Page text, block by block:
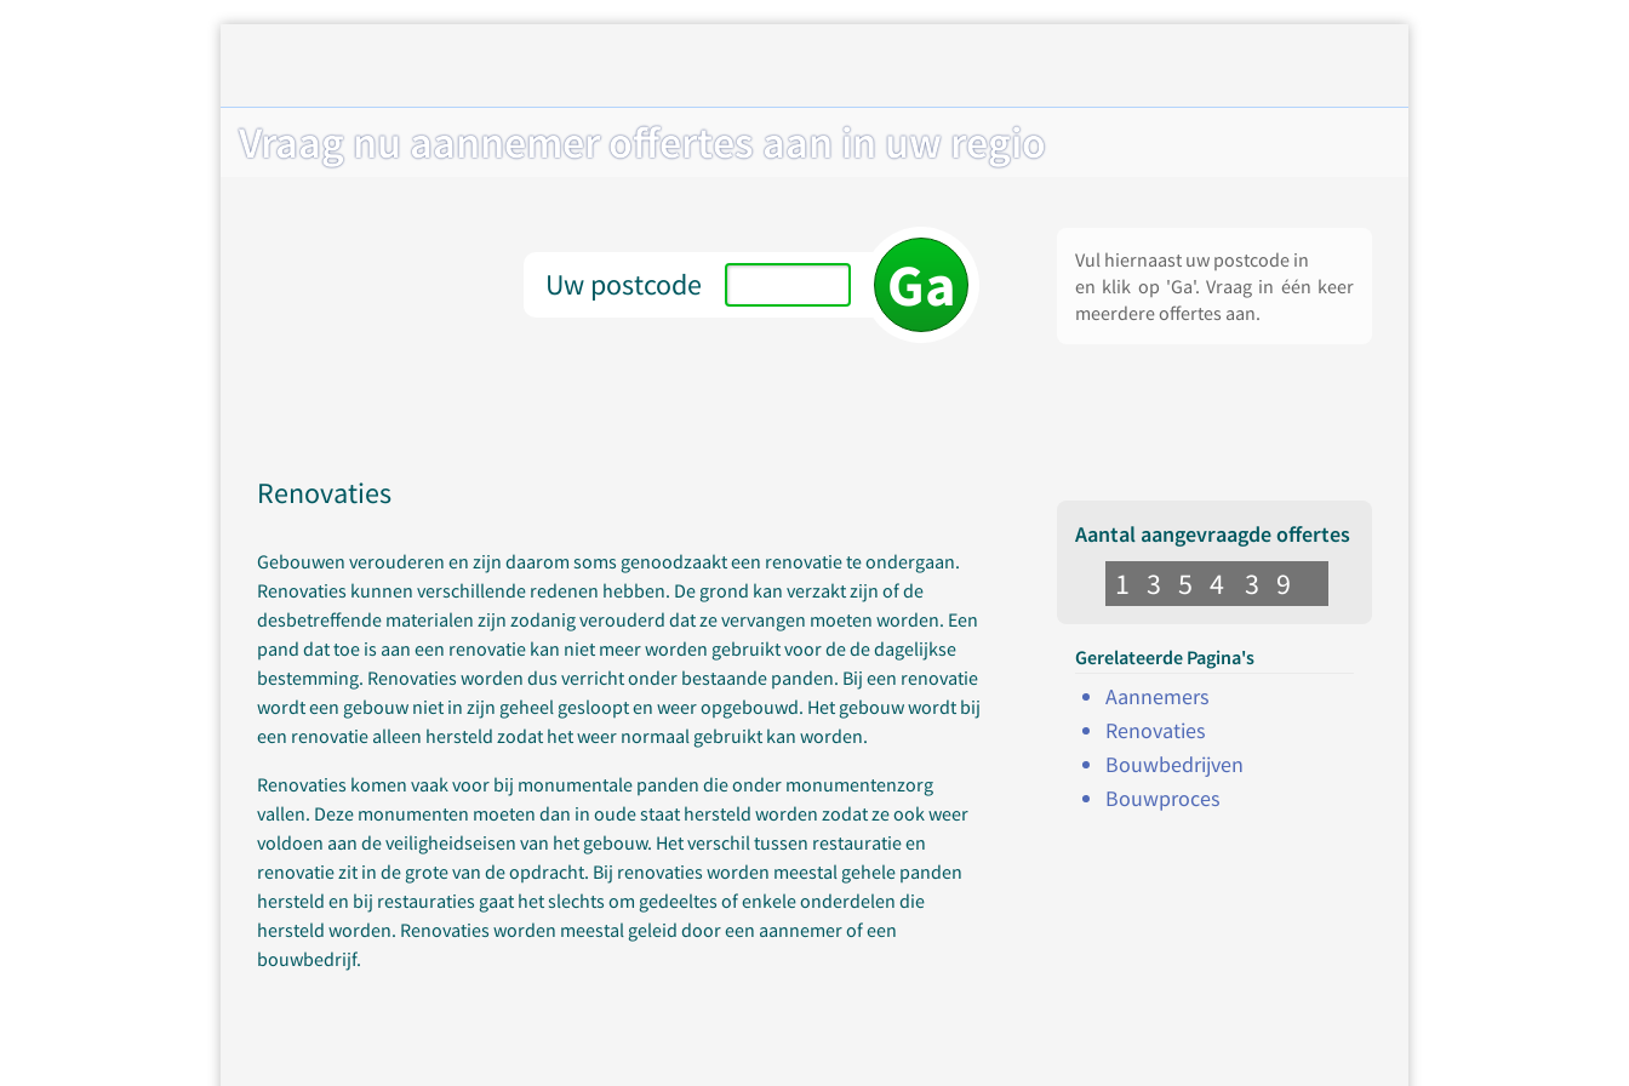
Vraag nu aannemer offertes aan in uw regio
Uw postcode
Vul hiernaast uw postcode in
en klik op 'Ga'. Vraag in één keer
meerdere offertes aan.
Renovaties
Gebouwen verouderen en zijn daarom soms genoodzaakt een renovatie te ondergaan.
Renovaties kunnen verschillende redenen hebben. De grond kan verzakt zijn of de
desbetreffende materialen zijn zodanig verouderd dat ze vervangen moeten worden. Een
pand dat toe is aan een renovatie kan niet meer worden gebruikt voor de de dagelijkse
bestemming. Renovaties worden dus verricht onder bestaande panden. Bij een renovatie
wordt een gebouw niet in zijn geheel gesloopt en weer opgebouwd. Het gebouw wordt bij
een renovatie alleen hersteld zodat het weer normaal gebruikt kan worden.
Renovaties komen vaak voor bij monumentale panden die onder monumentenzorg
vallen. Deze monumenten moeten dan in oude staat hersteld worden zodat ze ook weer
voldoen aan de veiligheidseisen van het gebouw. Het verschil tussen restauratie en
renovatie zit in de grote van de opdracht. Bij renovaties worden meestal gehele panden
hersteld en bij restauraties gaat het slechts om gedeeltes of enkele onderdelen die
hersteld worden. Renovaties worden meestal geleid door een aannemer of een
bouwbedrijf.
Aantal aangevraagde offertes
1 3 5 4 3 9
Gerelateerde Pagina's
Aannemers
Renovaties
Bouwbedrijven
Bouwproces